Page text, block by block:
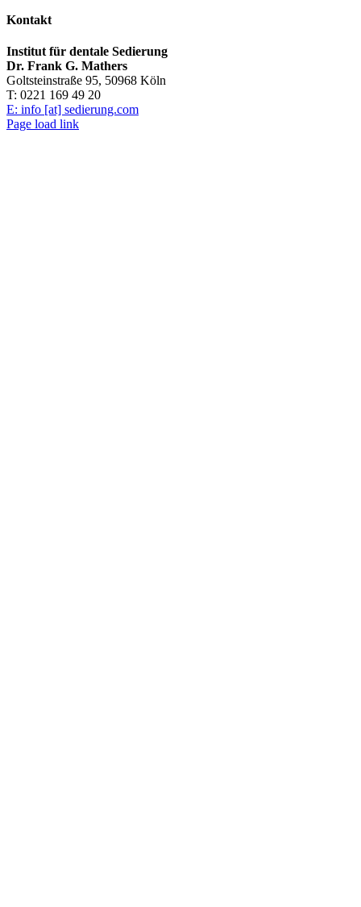
Kontakt
Institut für dentale Sedierung
Dr. Frank G. Mathers
Goltsteinstraße 95, 50968 Köln
T: 0221 169 49 20
E: info [at] sedierung.com
Page load link